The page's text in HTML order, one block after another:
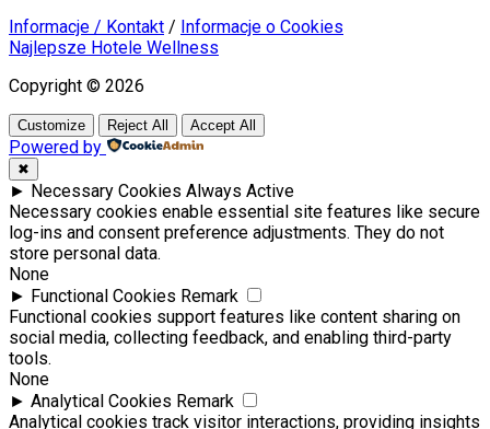
Informacje / Kontakt / Informacje o Cookies
Najlepsze Hotele Wellness
Copyright © 2026
Customize Reject All Accept All
Powered by
✖
► Necessary Cookies Always Active
Necessary cookies enable essential site features like secure
log-ins and consent preference adjustments. They do not
store personal data.
None
► Functional Cookies Remark
Functional cookies support features like content sharing on
social media, collecting feedback, and enabling third-party
tools.
None
► Analytical Cookies Remark
Analytical cookies track visitor interactions, providing insights